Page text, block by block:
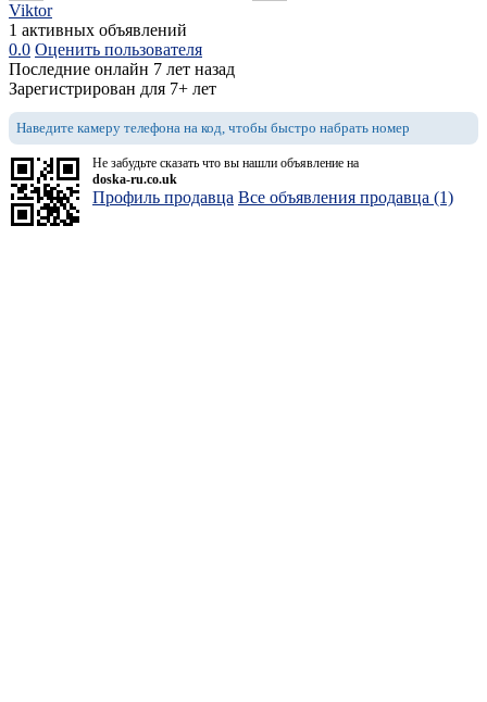
Viktor
1 активных объявлений
0.0 Оценить пользователя
Последние онлайн 7 лет назад
Зарегистрирован для 7+ лет
Наведите камеру телефона на код, чтобы быстро набрать номер
Не забудьте сказать что вы нашли объявление на
doska-ru.co.uk
Профиль продавца Все объявления продавца (1)